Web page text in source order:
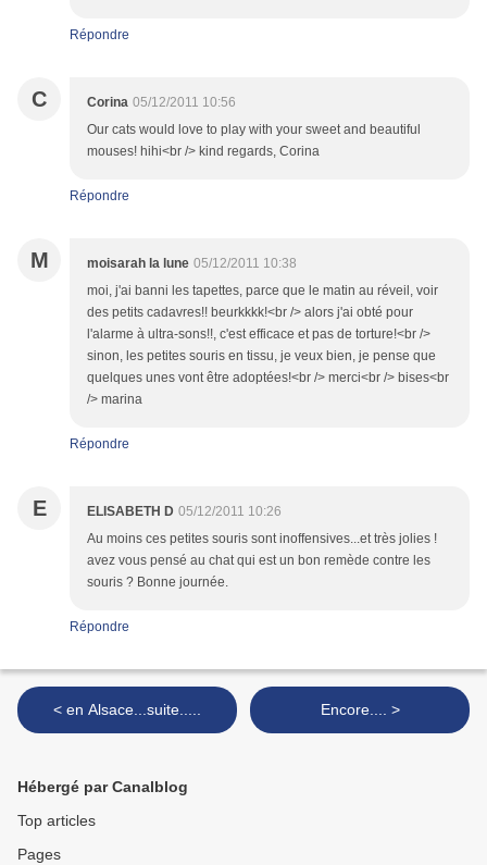
Répondre
C Corina 05/12/2011 10:56
Our cats would love to play with your sweet and beautiful
mouses! hihi<br /> kind regards, Corina
Répondre
M moisarah la lune 05/12/2011 10:38
moi, j'ai banni les tapettes, parce que le matin au réveil, voir
des petits cadavres!! beurkkkk!<br /> alors j'ai obté pour
l'alarme à ultra-sons!!, c'est efficace et pas de torture!<br />
sinon, les petites souris en tissu, je veux bien, je pense que
quelques unes vont être adoptées!<br /> merci<br /> bises<br
/> marina
Répondre
E ELISABETH D 05/12/2011 10:26
Au moins ces petites souris sont inoffensives...et très jolies !
avez vous pensé au chat qui est un bon remède contre les
souris ? Bonne journée.
Répondre
< en Alsace...suite..... Encore.... >
Hébergé par Canalblog
Top articles
Pages